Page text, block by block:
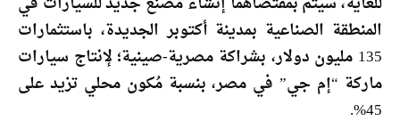
المنطقة الصناعية بمدينة أكتوبر الجديدة، باستثمارات
135 مليون دولار، بشراكة مصرية-صينية؛ لإنتاج سيارات
ماركة “إم جي” في مصر، بنسبة مُكون محلي تزيد على
45%.